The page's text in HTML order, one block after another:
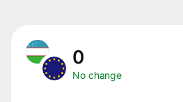
0
No change